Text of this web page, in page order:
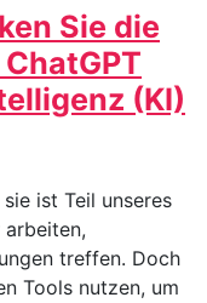
Sie die
(KI)
ist Teil unseres
treffen. Doch
Tools nutzen, um